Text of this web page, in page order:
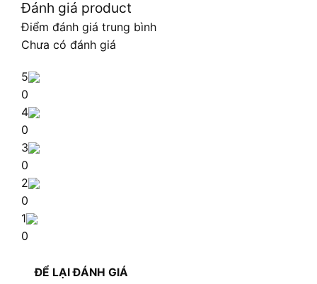
Đánh giá product
Điểm đánh giá trung bình
Chưa có đánh giá
5
0
4
0
3
0
2
0
1
0
ĐỂ LẠI ĐÁNH GIÁ